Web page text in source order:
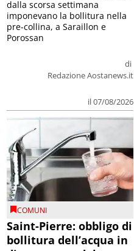
di
Redazione Aostanews.it
il 07/08/2026
dalla scorsa settimana
imponevano la bollitura nella
pre-collina, a Saraillon e
Porossan
COMUNI
Saint-Pierre: obbligo di
bollitura dell’acqua in